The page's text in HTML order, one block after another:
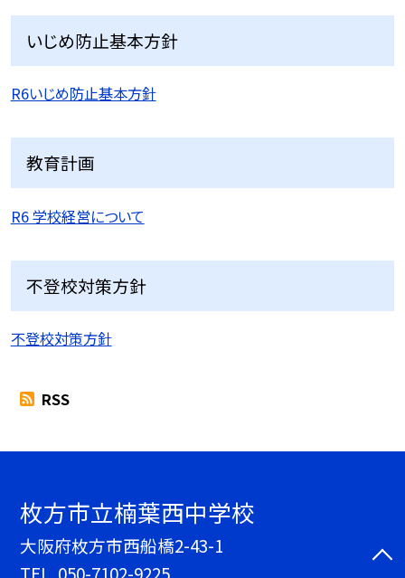
いじめ防止基本方針
R6いじめ防止基本方針
教育計画
R6 学校経営について
不登校対策方針
不登校対策方針
RSS
枚方市立楠葉西中学校
大阪府枚方市西船橋2-43-1
TEL. 050-7102-9225